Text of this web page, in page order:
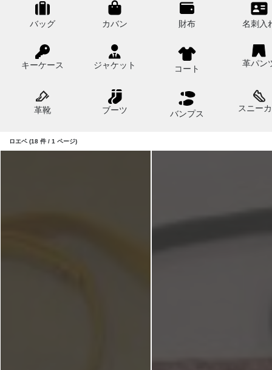
バッグ カバン 財布 名刺入
キーケース ジャケット コート
革パン
革靴 ブーツ バンプス
スニー
ロエベ (18 件 / 1 ページ)